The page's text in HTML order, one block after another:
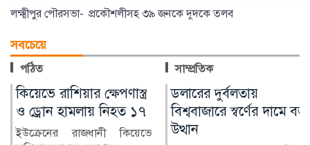
লক্ষ্মীপুর পৌরসভা- প্রকৌশলীসহ ৩৯ জনকে দুদকে তলব
সবচেয়ে
পঠিত সাম্প্রতিক
কিয়েভে রাশিয়ার ক্ষেপণাস্ত্র
ও ড্রোন হামলায় নিহত ১৭
ইউক্রেনের রাজধানী কিয়েভে
ডলারের দুর্বলতায়
বিশ্ববাজারে স্বর্ণের দামে বড়
উত্থান